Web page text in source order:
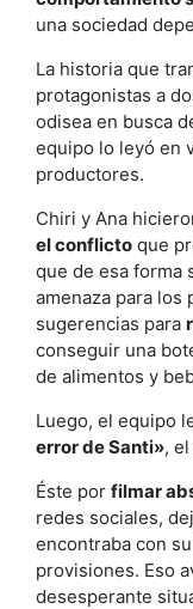
una sociedad
La historia que
protagonistas a
odisea en busca
equipo lo leyó en
productores.
Chiri y Ana
el conflicto que
que de esa forma
amenaza para los
sugerencias para
conseguir una
de alimentos y
Luego, el equipo
error de Santi»,
Éste por filmar
redes sociales,
encontraba con
provisiones. Eso
desesperante